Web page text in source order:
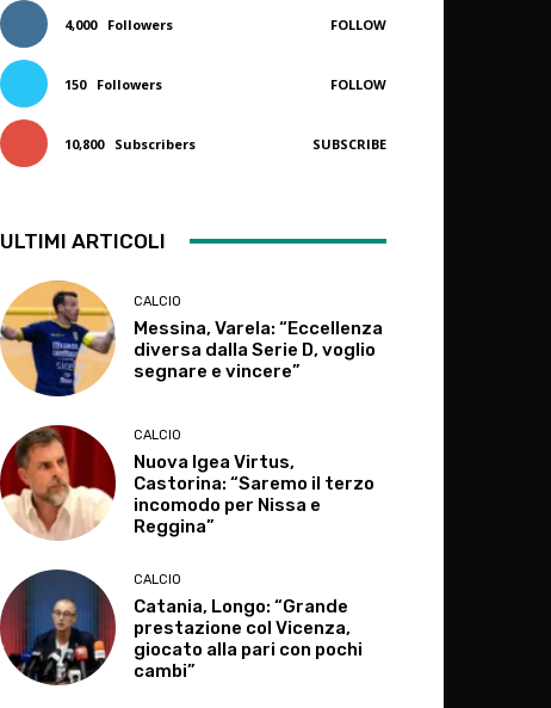
4,000 Followers FOLLOW
150 Followers FOLLOW
10,800 Subscribers SUBSCRIBE
ULTIMI ARTICOLI
CALCIO
Messina, Varela: “Eccellenza
diversa dalla Serie D, voglio
segnare e vincere”
CALCIO
Nuova Igea Virtus,
Castorina: “Saremo il terzo
incomodo per Nissa e
Reggina”
CALCIO
Catania, Longo: “Grande
prestazione col Vicenza,
giocato alla pari con pochi
cambi”